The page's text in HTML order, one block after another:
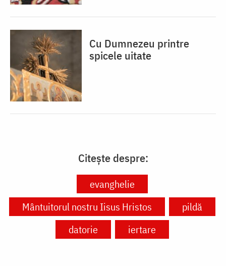
Cu Dumnezeu printre
spicele uitate
Citește despre:
evanghelie
Mântuitorul nostru Iisus Hristos
pildă
datorie
iertare